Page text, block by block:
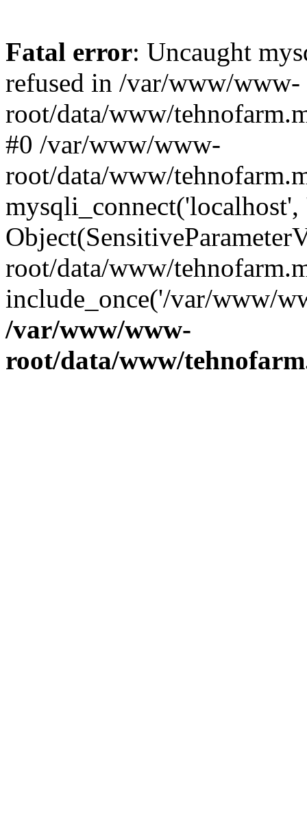
Fatal error: Uncaught
refused in /var/www/www-
root/data/www/
#0 /var/www/www-
root/data/www/
mysqli_connect('localhost',
root/data/www/
include_once('/var/www/
/var/www/www-
root/data/www/